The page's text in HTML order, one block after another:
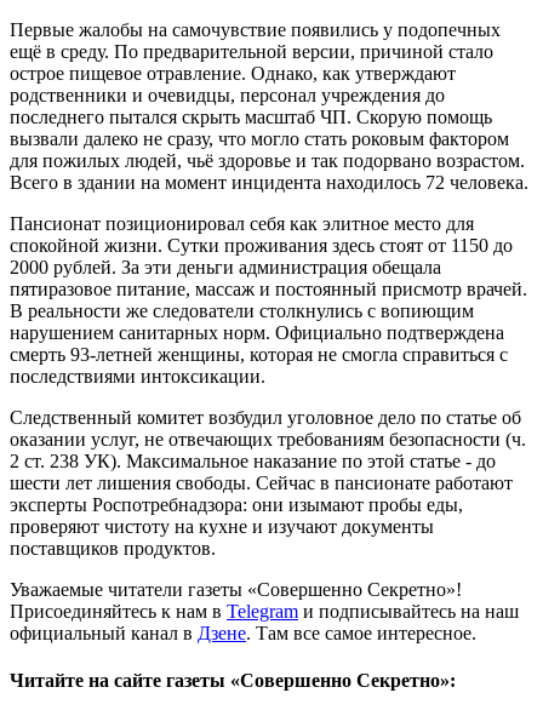
Первые жалобы на самочувствие появились у подопечных
ещё в среду. По предварительной версии, причиной стало
острое пищевое отравление. Однако, как утверждают
родственники и очевидцы, персонал учреждения до
последнего пытался скрыть масштаб ЧП. Скорую помощь
вызвали далеко не сразу, что могло стать роковым фактором
для пожилых людей, чьё здоровье и так подорвано возрастом.
Всего в здании на момент инцидента находилось 72 человека.
Пансионат позиционировал себя как элитное место для
спокойной жизни. Сутки проживания здесь стоят от 1150 до
2000 рублей. За эти деньги администрация обещала
пятиразовое питание, массаж и постоянный присмотр врачей.
В реальности же следователи столкнулись с вопиющим
нарушением санитарных норм. Официально подтверждена
смерть 93-летней женщины, которая не смогла справиться с
последствиями интоксикации.
Следственный комитет возбудил уголовное дело по статье об
оказании услуг, не отвечающих требованиям безопасности (ч.
2 ст. 238 УК). Максимальное наказание по этой статье - до
шести лет лишения свободы. Сейчас в пансионате работают
эксперты Роспотребнадзора: они изымают пробы еды,
проверяют чистоту на кухне и изучают документы
поставщиков продуктов.
Уважаемые читатели газеты «Совершенно Секретно»!
Присоединяйтесь к нам в Telegram и подписывайтесь на наш
официальный канал в Дзене. Там все самое интересное.
Читайте на сайте газеты «Совершенно Секретно»: